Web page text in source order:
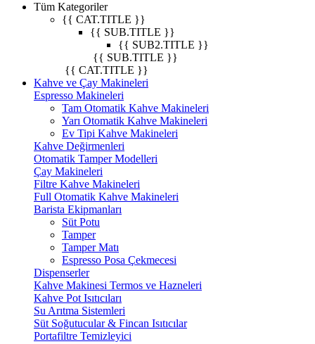
Tüm Kategoriler
{{ CAT.TITLE }}
{{ SUB.TITLE }}
{{ SUB2.TITLE }}
{{ SUB.TITLE }}
{{ CAT.TITLE }}
Kahve ve Çay Makineleri
Espresso Makineleri
Tam Otomatik Kahve Makineleri
Yarı Otomatik Kahve Makineleri
Ev Tipi Kahve Makineleri
Kahve Değirmenleri
Otomatik Tamper Modelleri
Çay Makineleri
Filtre Kahve Makineleri
Full Otomatik Kahve Makineleri
Barista Ekipmanları
Süt Potu
Tamper
Tamper Matı
Espresso Posa Çekmecesi
Dispenserler
Kahve Makinesi Termos ve Hazneleri
Kahve Pot Isıtıcıları
Su Arıtma Sistemleri
Süt Soğutucular & Fincan Isıtıcılar
Portafiltre Temizleyici